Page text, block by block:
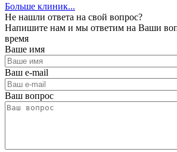
Больше клиник...
Не нашли ответа на свой вопрос?
Напишите нам и мы ответим на Ваши
время
Ваше имя
Ваш e-mail
Ваш вопрос